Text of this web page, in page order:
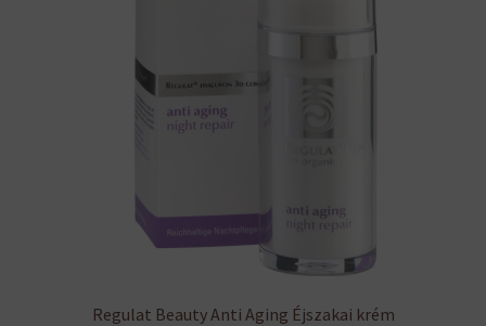
Regulat Beauty Anti Aging Éjszakai krém